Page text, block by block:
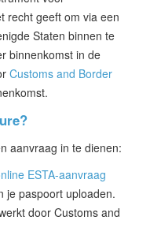
recht geeft om via een
Staten binnen te
binnenkomst in de
Customs and Border
aanvraag in te dienen:
ESTA-aanvraag
je paspoort uploaden.
door Customs and